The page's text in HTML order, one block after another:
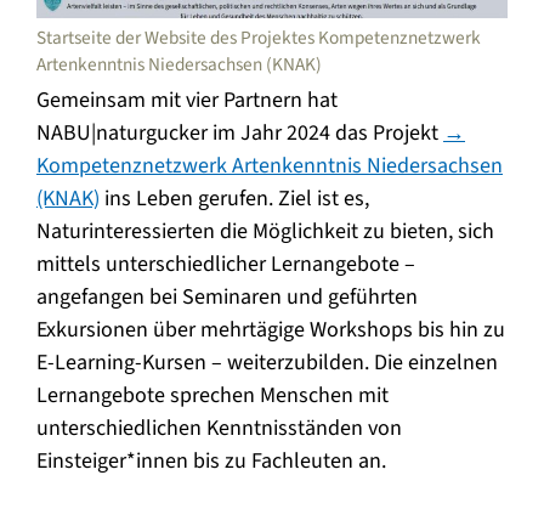
Startseite der Website des Projektes Kompetenznetzwerk
Artenkenntnis Niedersachsen (KNAK)
Gemeinsam mit vier Partnern hat
NABU|naturgucker im Jahr 2024 das Projekt →
Kompetenznetzwerk Artenkenntnis Niedersachsen
(KNAK) ins Leben gerufen. Ziel ist es,
Naturinteressierten die Möglichkeit zu bieten, sich
mittels unterschiedlicher Lernangebote –
angefangen bei Seminaren und geführten
Exkursionen über mehrtägige Workshops bis hin zu
E-Learning-Kursen – weiterzubilden. Die einzelnen
Lernangebote sprechen Menschen mit
unterschiedlichen Kenntnisständen von
Einsteiger*innen bis zu Fachleuten an.